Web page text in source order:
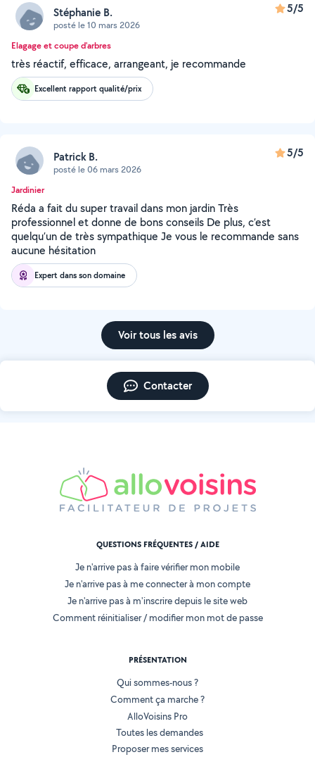
Stéphanie B.
posté le 10 mars 2026
5/5
Elagage et coupe d'arbres
très réactif, efficace, arrangeant, je recommande
Excellent rapport qualité/prix
Patrick B.
posté le 06 mars 2026
5/5
Jardinier
Réda a fait du super travail dans mon jardin Très
professionnel et donne de bons conseils De plus, c’est
quelqu’un de très sympathique Je vous le recommande sans
aucune hésitation
Expert dans son domaine
Voir tous les avis
Contacter
QUESTIONS FRÉQUENTES / AIDE
Je n'arrive pas à faire vérifier mon mobile
Je n'arrive pas à me connecter à mon compte
Je n'arrive pas à m'inscrire depuis le site web
Comment réinitialiser / modifier mon mot de passe
PRÉSENTATION
Qui sommes-nous ?
Comment ça marche ?
AlloVoisins Pro
Toutes les demandes
Proposer mes services